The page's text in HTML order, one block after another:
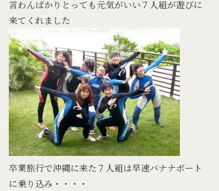
言わんばかりとっても元気がいい７人組が遊びに
来てくれました
卒業旅行で沖縄に来た７人組は早速バナナボート
に乗り込み・・・・